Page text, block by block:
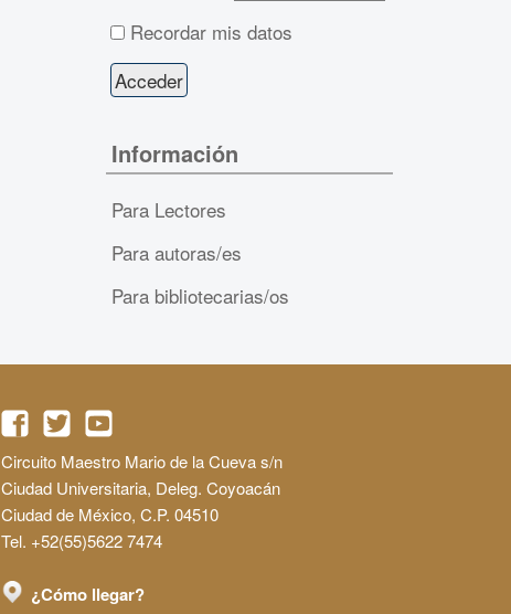
Recordar mis datos
Información
Para Lectores
Para autoras/es
Para bibliotecarias/os
Circuito Maestro Mario de la Cueva s/n
Ciudad Universitaria, Deleg. Coyoacán
Ciudad de México, C.P. 04510
Tel. +52(55)5622 7474
¿Cómo llegar?